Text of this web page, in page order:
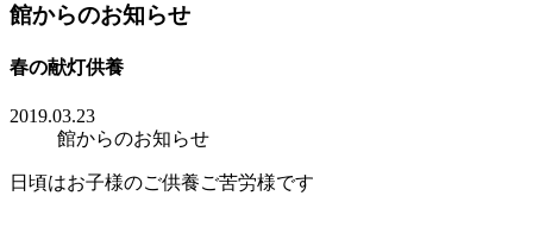
館からのお知らせ
春の献灯供養
2019.03.23
館からのお知らせ
日頃はお子様のご供養ご苦労様です